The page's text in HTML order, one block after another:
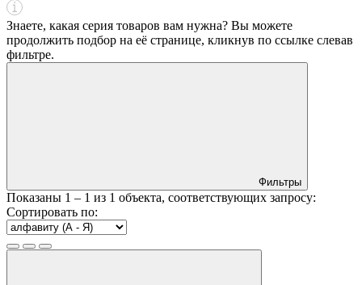
Знаете, какая серия товаров вам нужна? Вы можете
продолжить подбор на её странице, кликнув по ссылке слевав
фильтре.
Фильтры
Показаны 1 – 1 из 1 объекта, соответствующих запросу:
Сортировать по: